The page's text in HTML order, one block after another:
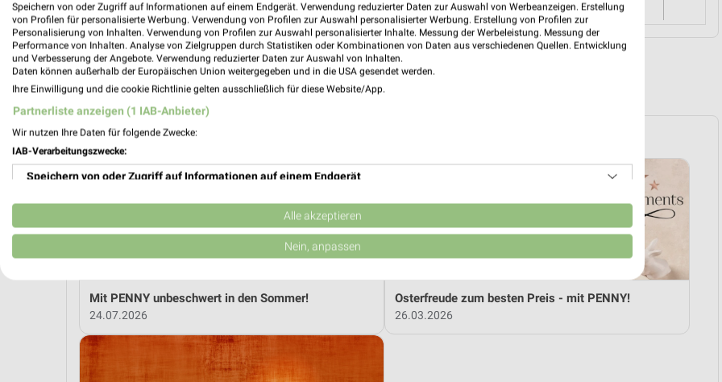
MEHR PROSPEKTE
weekli Magazin
Mit PENNY unbeschwert in den Sommer!
24.07.2026
Osterfreude zum besten Preis - mit PENNY!
26.03.2026
Speichern von oder Zugriff auf Informationen auf einem Endgerät. Verwendung reduzierter Daten zur Auswahl von Werbeanzeigen. Erstellung
von Profilen für personalisierte Werbung. Verwendung von Profilen zur Auswahl personalisierter Werbung. Erstellung von Profilen zur
Personalisierung von Inhalten. Verwendung von Profilen zur Auswahl personalisierter Inhalte. Messung der Werbeleistung. Messung der
Performance von Inhalten. Analyse von Zielgruppen durch Statistiken oder Kombinationen von Daten aus verschiedenen Quellen. Entwicklung
und Verbesserung der Angebote. Verwendung reduzierter Daten zur Auswahl von Inhalten.
Daten können außerhalb der Europäischen Union weitergegeben und in die USA gesendet werden.
Ihre Einwilligung und die cookie Richtlinie gelten ausschließlich für diese Website/App.
Partnerliste anzeigen (1 IAB-Anbieter)
Wir nutzen Ihre Daten für folgende Zwecke:
IAB-Verarbeitungszwecke:
Speichern von oder Zugriff auf Informationen auf einem Endgerät
Verwendung reduzierter Daten zur Auswahl von Werbeanzeigen
Erstellung von Profilen für personalisierte Werbung
Erstellung von Profilen zur Personalisierung von Inhalten
Verwendung von Profilen zur Auswahl personalisierter Inhalte
Messung der Werbeleistung
Alle akzeptieren
Nein, anpassen